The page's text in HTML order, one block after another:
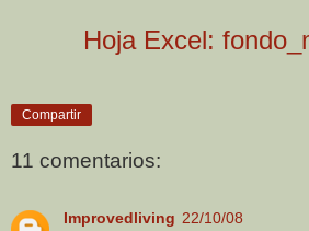
Hoja Excel:
Compartir
11 comentarios:
Improvedliving 22/10/08